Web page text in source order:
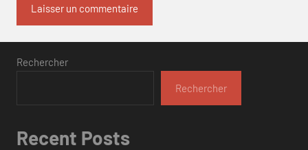
Rechercher
Rechercher
Recent Posts